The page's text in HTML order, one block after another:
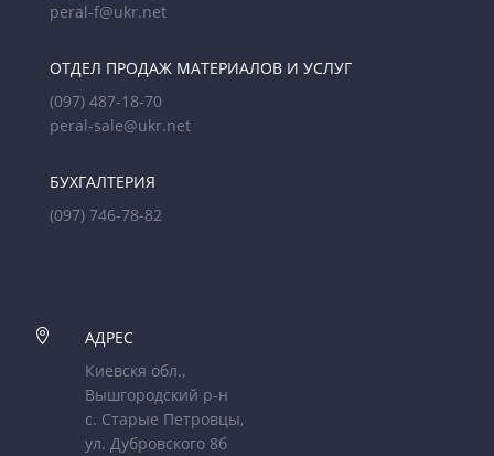
peral-f@ukr.net
ОТДЕЛ ПРОДАЖ МАТЕРИАЛОВ И УСЛУГ
(097) 487-18-70
peral-sale@ukr.net
БУХГАЛТЕРИЯ
(097) 746-78-82

АДРЕС
Киевскя обл.,
Вышгородский р-н
с. Старые Петровцы,
ул. Дубровского 8б